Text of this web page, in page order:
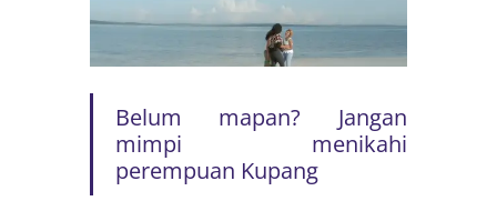
Belum mapan? Jangan
mimpi menikahi
perempuan Kupang